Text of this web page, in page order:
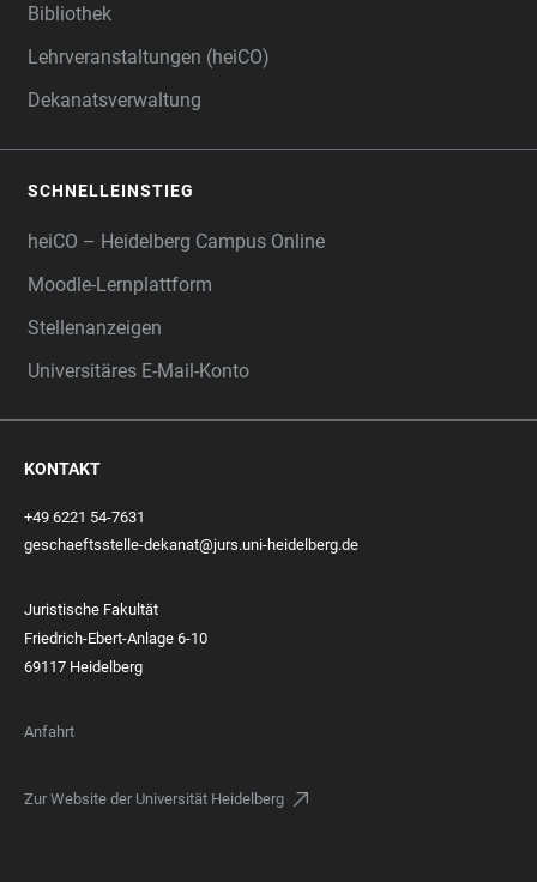
Bibliothek
Lehrveranstaltungen (heiCO)
Dekanatsverwaltung
SCHNELLEINSTIEG
heiCO – Heidelberg Campus Online
Moodle-Lernplattform
Stellenanzeigen
Universitäres E-Mail-Konto
KONTAKT
+49 6221 54-7631
geschaeftsstelle-dekanat@jurs.uni-heidelberg.de
Juristische Fakultät
Friedrich-Ebert-Anlage 6-10
69117 Heidelberg
Anfahrt
Zur Website der Universität Heidelberg